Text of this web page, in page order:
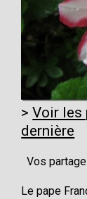
Voir les
dernière
Vos
Le pape